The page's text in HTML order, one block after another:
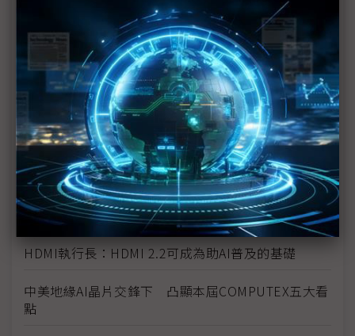
建碁COMPUTEX展Edge IPC新品 打造高效AI科技
執法方案
黃仁勳直言AI晶片管制錯誤 業界示警：對美弊大於
台廠參戰人形機器人 供應鏈看好鴻海、和碩拔頭籌
《科技聽IC》COMPUTEX 2025今年的新商機？
Synaptics副總裁：多元產品、自主IP助攻自家MCU
卡位邊緣AI
HDMI執行長：HDMI 2.2可成為助AI普及的基礎
中美地緣AI晶片交鋒下 凸顯本屆COMPUTEX五大看
點